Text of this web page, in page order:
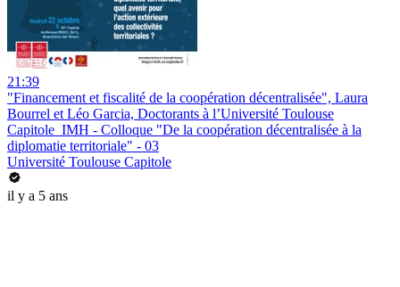
21:39
"Financement et fiscalité de la coopération décentralisée", Laura
Bourrel et Léo Garcia, Doctorants à l’Université Toulouse
Capitole_IMH - Colloque "De la coopération décentralisée à la
diplomatie territoriale" - 03
Université Toulouse Capitole
il y a 5 ans